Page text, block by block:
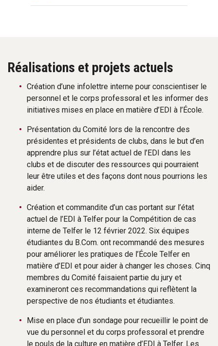
Réalisations et projets actuels
Création d’une infolettre interne pour conscientiser le
personnel et le corps professoral et les informer des
initiatives mises en place en matière d’EDI à l’École.
Présentation du Comité lors de la rencontre des
présidentes et présidents de clubs, dans le but d’en
apprendre plus sur l’état actuel de l’EDI dans les
clubs et de discuter des ressources qui pourraient
leur être utiles et des façons dont nous pourrions les
aider.
Création et commandite d’un cas portant sur l’état
actuel de l’EDI à Telfer pour la Compétition de cas
interne de Telfer le 12 février 2022. Six équipes
étudiantes du B.Com. ont recommandé des mesures
pour améliorer les pratiques de l’École Telfer en
matière d’EDI et pour aider à changer les choses. Cinq
membres du Comité faisaient partie du jury et
examineront ces recommandations qui reflètent la
perspective de nos étudiants et étudiantes.
Mise en place d’un sondage pour recueillir le point de
vue du personnel et du corps professoral et prendre
le pouls de la culture en matière d’EDI à Telfer. Les